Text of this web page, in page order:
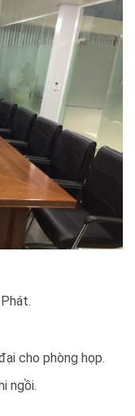
cho phòng họp.
ngồi.